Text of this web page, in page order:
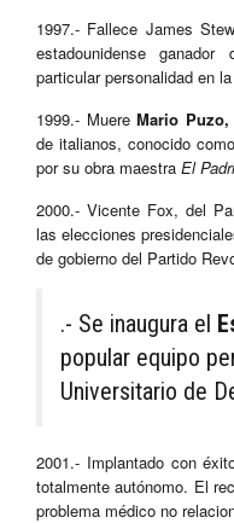
1997.- Fallece James
estadounidense
particular personalidad en
1999.- MuereMario Puzo,
de italianos, conocido
por su obra maestra El
2000.- Vicente Fox, del
las elecciones
de gobierno del Partido
.- Se inaugura el
popular equipo
Universitario de
2001.- Implantado con
totalmente autónomo. El
problema médico no